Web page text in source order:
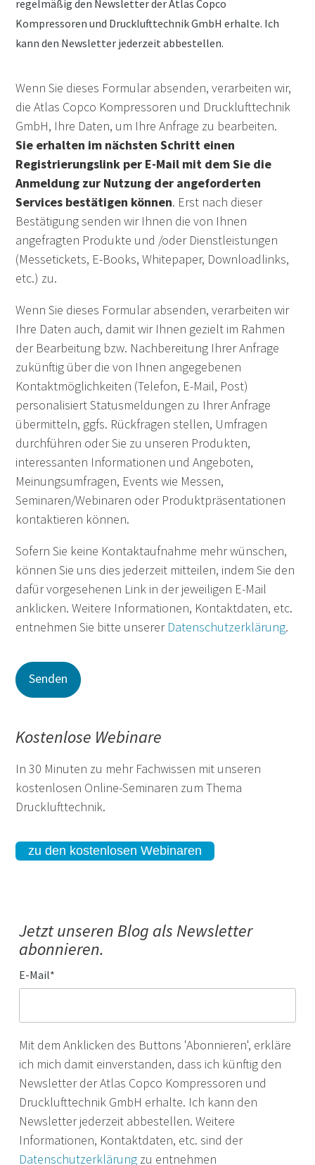
regelmäßig den Newsletter der Atlas Copco
Kompressoren und Drucklufttechnik GmbH erhalte. Ich
kann den Newsletter jederzeit abbestellen.
Wenn Sie dieses Formular absenden, verarbeiten wir,
die Atlas Copco Kompressoren und Drucklufttechnik
GmbH, Ihre Daten, um Ihre Anfrage zu bearbeiten.
Sie erhalten im nächsten Schritt einen
Registrierungslink per E-Mail mit dem Sie die
Anmeldung zur Nutzung der angeforderten
Services bestätigen können. Erst nach dieser
Bestätigung senden wir Ihnen die von Ihnen
angefragten Produkte und /oder Dienstleistungen
(Messetickets, E-Books, Whitepaper, Downloadlinks,
etc.) zu.
Wenn Sie dieses Formular absenden, verarbeiten wir
Ihre Daten auch, damit wir Ihnen gezielt im Rahmen
der Bearbeitung bzw. Nachbereitung Ihrer Anfrage
zukünftig über die von Ihnen angegebenen
Kontaktmöglichkeiten (Telefon, E-Mail, Post)
personalisiert Statusmeldungen zu Ihrer Anfrage
übermitteln, ggfs. Rückfragen stellen, Umfragen
durchführen oder Sie zu unseren Produkten,
interessanten Informationen und Angeboten,
Meinungsumfragen, Events wie Messen,
Seminaren/Webinaren oder Produktpräsentationen
kontaktieren können.
Sofern Sie keine Kontaktaufnahme mehr wünschen,
können Sie uns dies jederzeit mitteilen, indem Sie den
dafür vorgesehenen Link in der jeweiligen E-Mail
anklicken. Weitere Informationen, Kontaktdaten, etc.
entnehmen Sie bitte unserer Datenschutzerklärung.
Kostenlose Webinare
In 30 Minuten zu mehr Fachwissen mit unseren
kostenlosen Online-Seminaren zum Thema
Drucklufttechnik.
zu den kostenlosen Webinaren
Jetzt unseren Blog als Newsletter
abonnieren.
E-Mail*
Mit dem Anklicken des Buttons 'Abonnieren', erkläre
ich mich damit einverstanden, dass ich künftig den
Newsletter der Atlas Copco Kompressoren und
Drucklufttechnik GmbH erhalte. Ich kann den
Newsletter jederzeit abbestellen. Weitere
Informationen, Kontaktdaten, etc. sind der
Datenschutzerklärungzu entnehmen